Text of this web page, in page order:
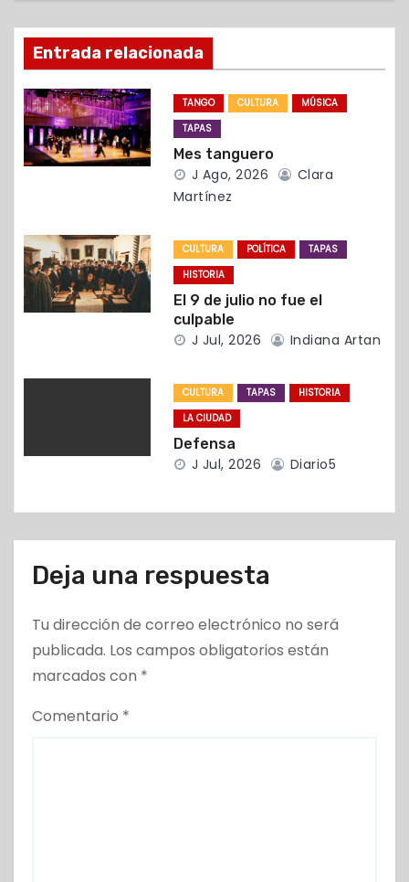
ó
n
d
e
e
t
r
d
s
Entrada relacionada
TANGO CULTURA
MÚSICA
TAPAS
Mes tanguero
J Ago, 2026
Clara
Martínez
CULTURA POLÍTICA
TAPAS
HISTORIA
El 9 de julio no fue el
culpable
J Jul, 2026 Indiana Artan
CULTURA TAPAS
HISTORIA
LA CIUDAD
Defensa
J Jul, 2026 Diario5
Deja una respuesta
Tu dirección de correo electrónico no será
publicada. Los campos obligatorios están
marcados con *
Comentario *